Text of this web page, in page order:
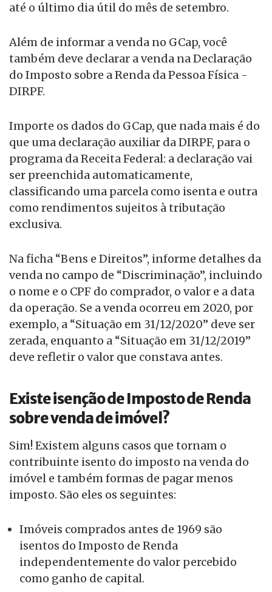
até o último dia útil do mês de setembro.
Além de informar a venda no GCap, você
também deve declarar a venda na Declaração
do Imposto sobre a Renda da Pessoa Física -
DIRPF.
Importe os dados do GCap, que nada mais é do
que uma declaração auxiliar da DIRPF, para o
programa da Receita Federal: a declaração vai
ser preenchida automaticamente,
classificando uma parcela como isenta e outra
como rendimentos sujeitos à tributação
exclusiva.
Na ficha “Bens e Direitos”, informe detalhes da
venda no campo de “Discriminação”, incluindo
o nome e o CPF do comprador, o valor e a data
da operação. Se a venda ocorreu em 2020, por
exemplo, a “Situação em 31/12/2020” deve ser
zerada, enquanto a “Situação em 31/12/2019”
deve refletir o valor que constava antes.
Existe isenção de Imposto de Renda
sobre venda de imóvel?
Sim! Existem alguns casos que tornam o
contribuinte isento do imposto na venda do
imóvel e também formas de pagar menos
imposto. São eles os seguintes:
Imóveis comprados antes de 1969 são
isentos do Imposto de Renda
independentemente do valor percebido
como ganho de capital.